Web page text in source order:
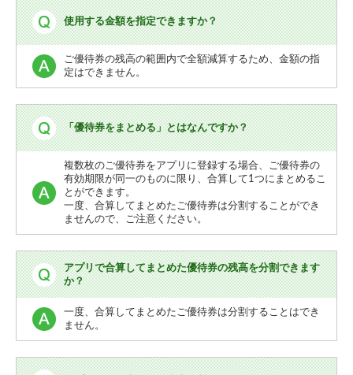
使用する金額を指定できますか？
ご優待券の残高の範囲内で全額減算するため、金額の指
定はできません。
「優待券をまとめる」とはなんですか？
複数枚のご優待券をアプリに登録する場合、ご優待券の
有効期限が同一のものに限り、合算して1つにまとめるこ
とができます。
一度、合算してまとめたご優待券は分割することができ
ませんので、ご注意ください。
アプリで合算してまとめた優待券の残高を分割できます
か？
一度、合算してまとめたご優待券は分割することはでき
ません。